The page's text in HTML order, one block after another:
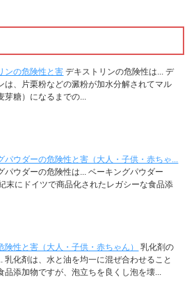
ンの危険性と害 デキストリンの危険性は... デ
は、片栗粉などの澱粉が加水分解されてマル
芽糖）になるまでの...
パウダーの危険性と害（大人・子供・赤ちゃ...
パウダーの危険性は... ベーキングパウダー
末にドイツで商品化されたレガシーな食品添
険性と害（大人・子供・赤ちゃん）
乳化剤の
乳化剤は、水と油を均一に混ぜ合わせること
品添加物ですが、泡立ちを良くし泡を壊...